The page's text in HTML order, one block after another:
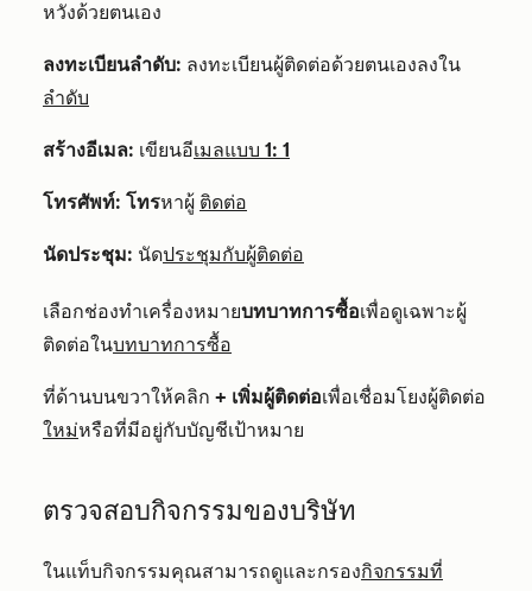
หวังด้วยตนเอง
ลงทะเบียนลำดับ: ลงทะเบียนผู้ติดต่อด้วยตนเองลงใน
ลำดับ
สร้างอีเมล: เขียนอีเมลแบบ 1: 1
โทรศัพท์: โทรหาผู้ ติดต่อ
นัดประชุม: นัดประชุมกับผู้ติดต่อ
เลือกช่องทำเครื่องหมายบทบาทการซื้อเพื่อดูเฉพาะผู้
ติดต่อในบทบาทการซื้อ
ที่ด้านบนขวาให้คลิก + เพิ่มผู้ติดต่อเพื่อเชื่อมโยงผู้ติดต่อ
ใหม่หรือที่มีอยู่กับบัญชีเป้าหมาย
ตรวจสอบกิจกรรมของบริษัท
ในแท็บกิจกรรมคุณสามารถดูและกรองกิจกรรมที่